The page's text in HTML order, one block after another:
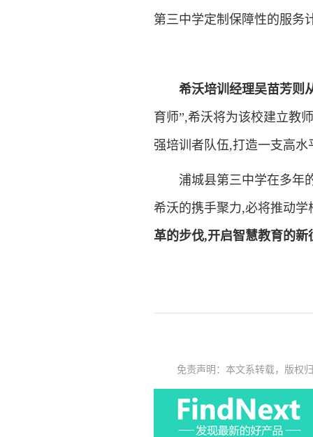
第三中学定制保障性的服务
希沃培训经理吴苗芳则
育师”,希沃将为该校建立教
强培训者队伍,打造一支高
浦城县第三中学在多年的
希沃的携手聚力,必将推动
革的步伐,开启智慧教育的新
免责声明：本文系转载，版权